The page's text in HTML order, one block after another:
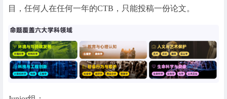
目，任何人在任何一年的CTB，只能投稿一份论文。